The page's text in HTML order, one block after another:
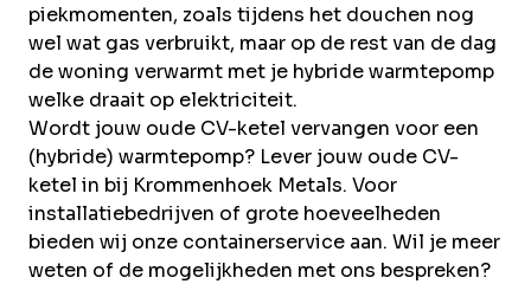
piekmomenten, zoals tijdens het douchen nog
wel wat gas verbruikt, maar op de rest van de dag
de woning verwarmt met je hybride warmtepomp
welke draait op elektriciteit.
Wordt jouw oude CV-ketel vervangen voor een
(hybride) warmtepomp? Lever jouw oude CV-
ketel in bij Krommenhoek Metals. Voor
installatiebedrijven of grote hoeveelheden
bieden wij onze containerservice aan. Wil je meer
weten of de mogelijkheden met ons bespreken?